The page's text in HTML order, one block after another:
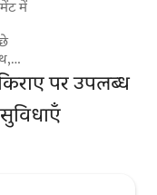
में
पर
पर उपलब्ध